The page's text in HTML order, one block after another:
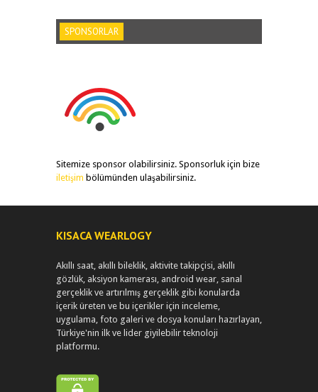
SPONSORLAR
Sitemize sponsor olabilirsiniz. Sponsorluk için bize
iletişim bölümünden ulaşabilirsiniz.
KISACA WEARLOGY
Akıllı saat, akıllı bileklik, aktivite takipçisi, akıllı
gözlük, aksiyon kamerası, android wear, sanal
gerçeklik ve artırılmış gerçeklik gibi konularda
içerik üreten ve bu içerikler için inceleme,
uygulama, foto galeri ve dosya konuları hazırlayan,
Türkiye'nin ilk ve lider giyilebilir teknoloji
platformu.